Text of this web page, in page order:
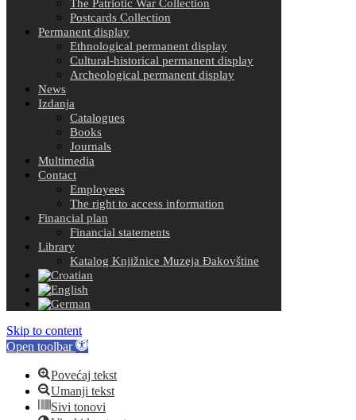
The Patriotic War Collection
Postcards Collection
Permanent display
Ethnological permanent display
Cultural-historical permanent display
Archeological permanent display
News
Izdanja
Catalogues
Books
Journals
Multimedia
Contact
Employees
The right to access information
Financial plan
Financial statements
Library
Katalog Knjižnice Muzeja Đakovštine
Skip to content
Open toolbar
Povećaj tekst
Umanji tekst
Sivi tonovi